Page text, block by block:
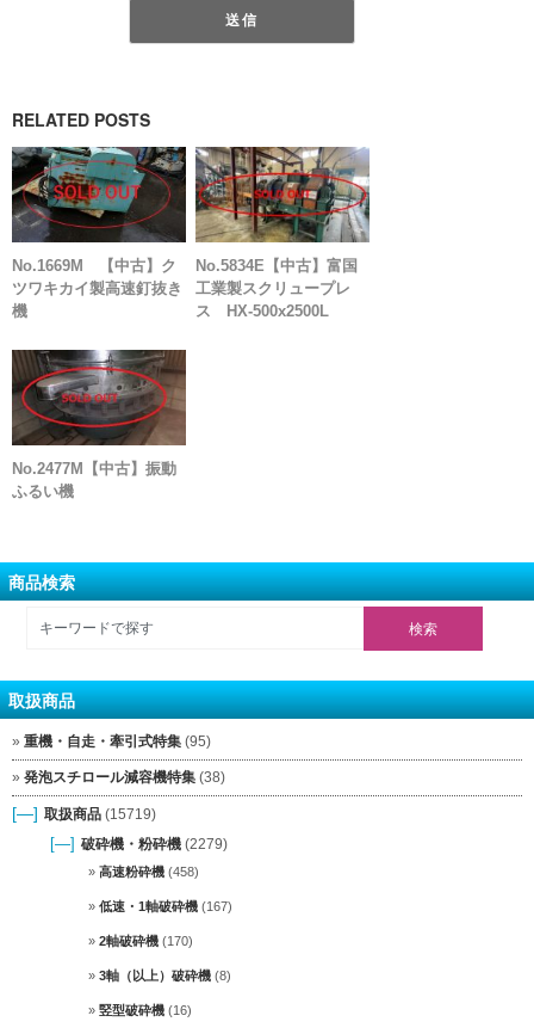
RELATED POSTS
No.1669M 【中古】ク
ツワキカイ製高速釘抜き
機
No.5834E【中古】富国
工業製スクリュープレ
ス HX-500x2500L
No.2477M【中古】振動
ふるい機
商品検索
取扱商品
重機・自走・牽引式特集 (95)
発泡スチロール減容機特集 (38)
[—] 取扱商品 (15719)
[—] 破砕機・粉砕機 (2279)
高速粉砕機 (458)
低速・1軸破砕機 (167)
2軸破砕機 (170)
3軸（以上）破砕機 (8)
竪型破砕機 (16)